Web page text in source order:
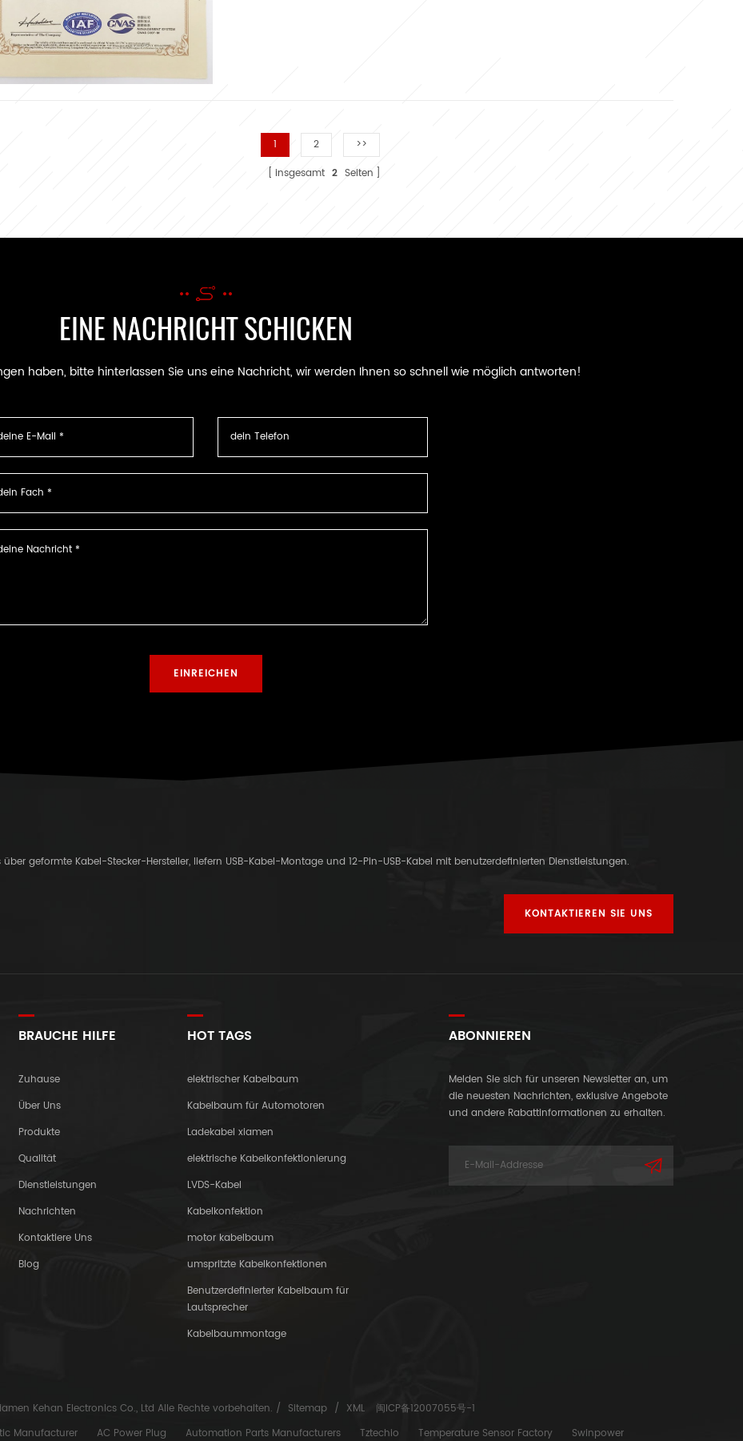
1 2
>>
insgesamt 2 Seiten
EINE NACHRICHT SCHICKEN
haben, bitte hinterlassen Sie uns eine Nachricht, wir werden Ihnen so schnell wie möglich antworten!
geformte Kabel-Stecker-Hersteller, liefern USB-Kabel-Montage und 12-Pin-USB-Kabel mit benutzerdefinierten Dienstleistungen.
KONTAKTIEREN SIE UNS
BRAUCHE HILFE
Zuhause
Über Uns
Produkte
Qualität
Dienstleistungen
Nachrichten
Kontaktiere Uns
Blog
HOT TAGS
elektrischer Kabelbaum
Kabelbaum für Automotoren
Ladekabel xiamen
elektrische Kabelkonfektionierung
LVDS-Kabel
Kabelkonfektion
motor kabelbaum
umspritzte Kabelkonfektionen
Benutzerdefinierter Kabelbaum für
Lautsprecher
Kabelbaummontage
ABONNIEREN
Melden Sie sich für unseren Newsletter an, um
die neuesten Nachrichten, exklusive Angebote
und andere Rabattinformationen zu erhalten.
Kehan Electronics Co., Ltd Alle Rechte vorbehalten. / Sitemap / XML
闽ICP备12007055号-1
Manufacturer AC Power Plug Automation Parts Manufacturers Tztechio Temperature Sensor Factory Swinpower